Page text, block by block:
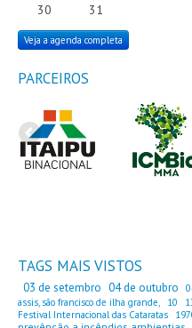
30
31
Veja a agenda completa
PARCEIROS
TAGS MAIS VISTOS
03 de setembro 04 de outubro
assis, são francisco de ilha grande,
10
Festival Internacional das Cataratas